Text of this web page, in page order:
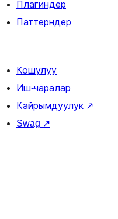
Плагиндер
Паттерндер
Кошулуу
Иш-чаралар
Кайрымдуулук ↗
Swag ↗